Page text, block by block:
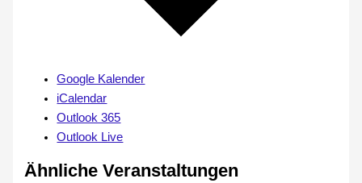
Google Kalender
iCalendar
Outlook 365
Outlook Live
Ähnliche Veranstaltungen